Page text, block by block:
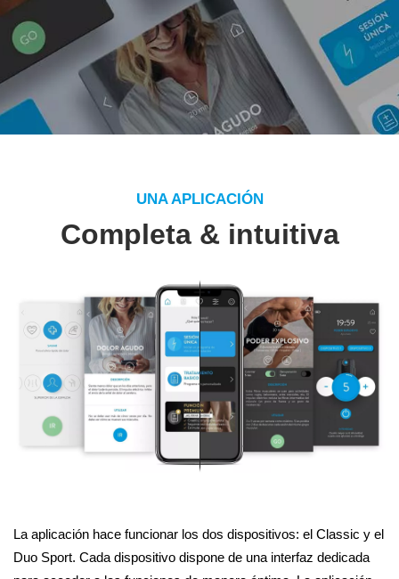
UNA APLICACIÓN
Completa & intuitiva
La aplicación hace funcionar los dos dispositivos: el Classic y el
Duo Sport. Cada dispositivo dispone de una interfaz dedicada